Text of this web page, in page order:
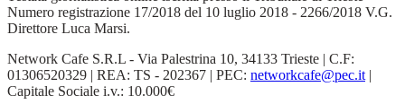
Numero registrazione 17/2018 del 10 luglio 2018 - 2266/2018 V.G.
Direttore Luca Marsi.
Network Cafe S.R.L - Via Palestrina 10, 34133 Trieste | C.F:
01306520329 | REA: TS - 202367 | PEC: networkcafe@pec.it |
Capitale Sociale i.v.: 10.000€